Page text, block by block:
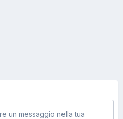
un messaggio nella tua